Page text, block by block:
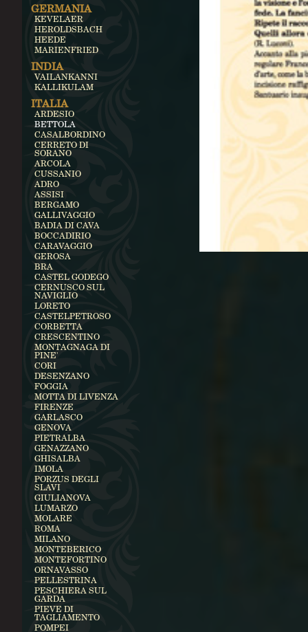
GERMANIA
KEVELAER
HEROLDSBACH
HEEDE
MARIENFRIED
INDIA
VAILANKANNI
KALLIKULAM
ITALIA
ARDESIO
BETTOLA
CASALBORDINO
CERRETO DI
SORANO
ARCOLA
CUSSANIO
ADRO
ASSISI
BERGAMO
GALLIVAGGIO
BADIA DI CAVA
BOCCADIRIO
CARAVAGGIO
GEROSA
BRA
CASTEL GODEGO
CERNUSCO SUL
NAVIGLIO
LORETO
CASTELPETROSO
CORBETTA
CRESCENTINO
MONTAGNAGA DI
PINE'
CORI
DESENZANO
FOGGIA
MOTTA DI LIVENZA
FIRENZE
GARLASCO
GENOVA
PIETRALBA
GENAZZANO
GHISALBA
IMOLA
PORZUS DEGLI
SLAVI
GIULIANOVA
LUMARZO
MOLARE
ROMA
MILANO
MONTEBERICO
MONTEFORTINO
ORNAVASSO
PELLESTRINA
PESCHIERA SUL
GARDA
PIEVE DI
TAGLIAMENTO
POMPEI